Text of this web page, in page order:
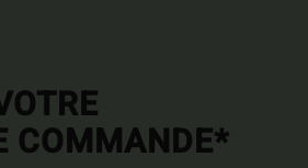
COMMANDE*